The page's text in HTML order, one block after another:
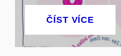
ČÍST VÍCE